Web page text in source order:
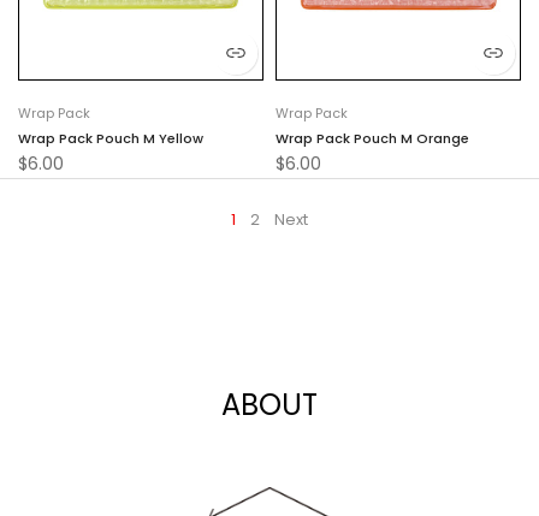
Wrap Pack
Wrap Pack Pouch M Yellow
$6.00
Wrap Pack
Wrap Pack Pouch M Orange
$6.00
1 2 Next
ABOUT